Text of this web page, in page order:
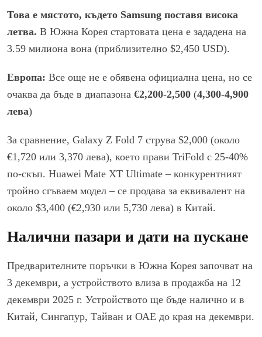
Това е мястото, където Samsung поставя висока
летва. В Южна Корея стартовата цена е зададена на
3.59 милиона вона (приблизително $2,450 USD).
Европа: Все още не е обявена официална цена, но се
очаква да бъде в диапазона €2,200-2,500 (4,300-4,900
лева)
За сравнение, Galaxy Z Fold 7 струва $2,000 (около
€1,720 или 3,370 лева), което прави TriFold с 25-40%
по-скъп. Huawei Mate XT Ultimate – конкурентният
тройно сгъваем модел – се продава за еквивалент на
около $3,400 (€2,930 или 5,730 лева) в Китай.
Налични пазари и дати на пускане
Предварителните поръчки в Южна Корея започват на
3 декември, а устройството влиза в продажба на 12
декември 2025 г. Устройството ще бъде налично и в
Китай, Сингапур, Тайван и ОАЕ до края на декември.